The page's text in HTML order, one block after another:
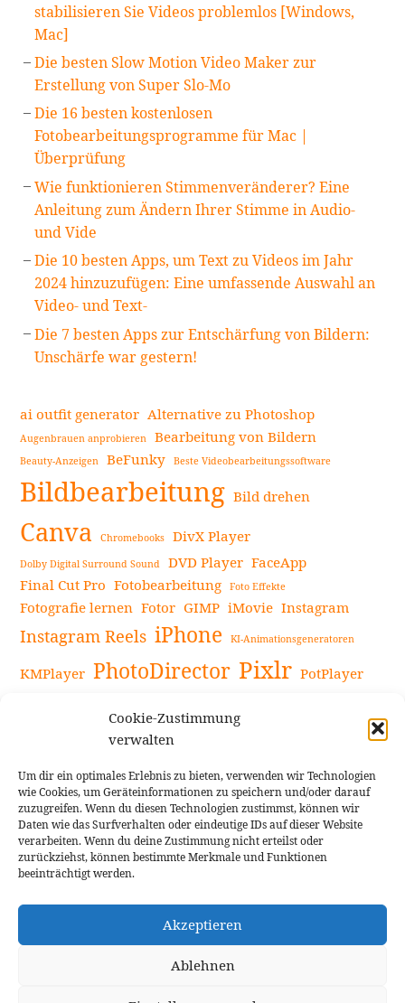
Cookie-Zustimmung
verwalten
Um dir ein optimales Erlebnis zu bieten, verwenden wir Technologien
wie Cookies, um Geräteinformationen zu speichern und/oder darauf
zuzugreifen. Wenn du diesen Technologien zustimmst, können wir
Daten wie das Surfverhalten oder eindeutige IDs auf dieser Website
verarbeiten. Wenn du deine Zustimmung nicht erteilst oder
zurückziehst, können bestimmte Merkmale und Funktionen
beeinträchtigt werden.
Akzeptieren
Ablehnen
stabilisieren Sie Videos problemlos [Windows,
Mac]
Die besten Slow Motion Video Maker zur
Erstellung von Super Slo-Mo
Die 16 besten kostenlosen
Fotobearbeitungsprogramme für Mac |
Überprüfung
Wie funktionieren Stimmenveränderer? Eine
Anleitung zum Ändern Ihrer Stimme in Audio-
und Vide
Die 10 besten Apps, um Text zu Videos im Jahr
2024 hinzuzufügen: Eine umfassende Auswahl an
Video- und Text-
Die 7 besten Apps zur Entschärfung von Bildern:
Unschärfe war gestern!
ai outfit generator Alternative zu Photoshop
Augenbrauen anprobieren Bearbeitung von Bildern
Beauty-Anzeigen BeFunky Beste Videobearbeitungssoftware
Bildbearbeitung Bild drehen
Canva Chromebooks DivX Player
Dolby Digital Surround Sound DVD Player FaceApp
Final Cut Pro Fotobearbeitung Foto Effekte
Fotografie lernen Fotor GIMP iMovie Instagram
Instagram Reels iPhone KI-Animationsgeneratoren
KMPlayer PhotoDirector Pixlr PotPlayer
Snapseed
Videoaufnahmen Tipps Videobearbeitung
Videoeffekte Vlogit YouTube-Kanal YouTube-Videos
Cookie Richtlinie
Impressum